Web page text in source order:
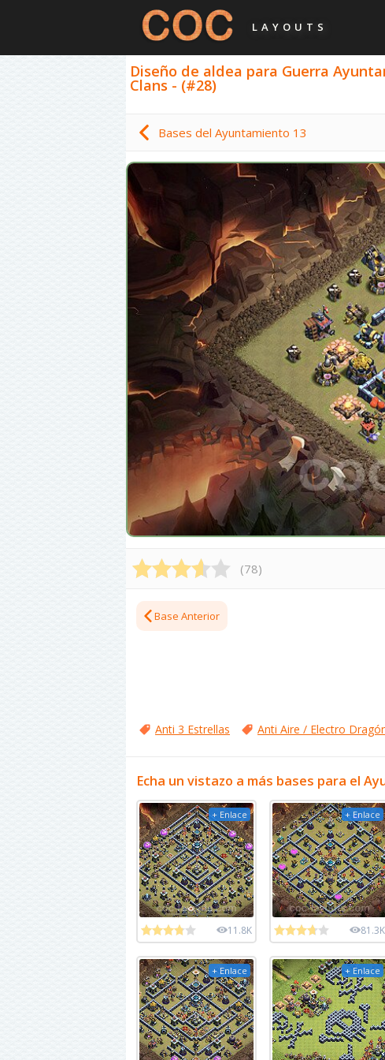
LAYOUTS
Diseño de aldea para Guerra
Clans - (#28)
Bases del Ayuntamiento 13
(78)
Base Anterior
Anti 3 Estrellas Anti Aire / Electro
Echa un vistazo a más bases para el
+ Enlace
11.8K
+ Enlace
81.3K
+ Enlace + Enlace